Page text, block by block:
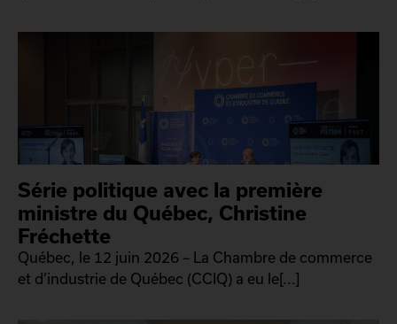
Série politique avec la première
ministre du Québec, Christine
Fréchette
Québec, le 12 juin 2026 – La Chambre de commerce
et d’industrie de Québec (CCIQ) a eu le[...]